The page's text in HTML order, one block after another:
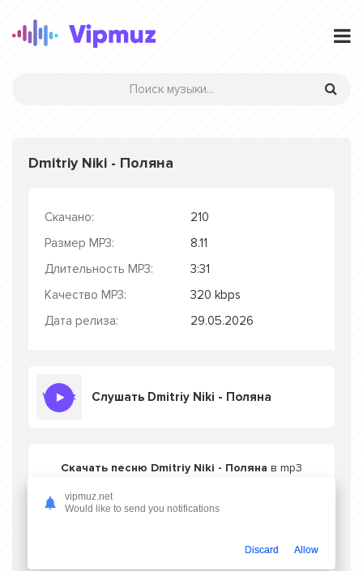
Dmitriy Niki - Поляна
Скачано:
210
Размер MP3:
8.11
Длительность MP3:
3:31
Качество MP3:
320 kbps
Дата релиза:
29.05.2026
Слушать Dmitriy Niki - Поляна
Скачать песню Dmitriy Niki - Поляна в mp3
vipmuz.net
Would like to send you notifications
Discard Allow